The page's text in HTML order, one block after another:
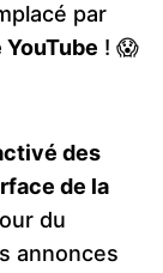
par
! 😱
des
de la
du
annonces